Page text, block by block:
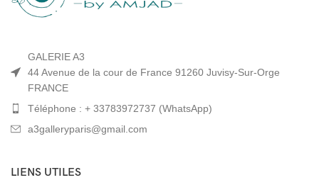
GALERIE A3
44 Avenue de la cour de France 91260 Juvisy-Sur-Orge
FRANCE
Téléphone : + 33783972737 (WhatsApp)
a3galleryparis@gmail.com
LIENS UTILES